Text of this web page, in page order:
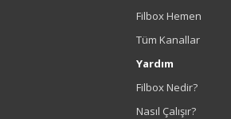
Filbox Hemen
Tüm Kanallar
Yardım
Filbox Nedir?
Nasıl Çalışır?